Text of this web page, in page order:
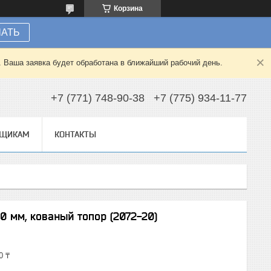
Корзина
заявка будет обработана в ближайший рабочий день.
+7 (771) 748-90-38 +7 (775) 934-11-77
КОНТАКТЫ
мм, кованый топор (2072-20)
₸